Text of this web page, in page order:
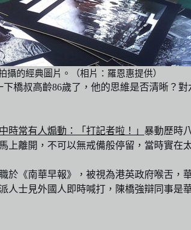
的經典圖片。（相片：羅恩惠提供）
橋叔高齡86歲了，他的思維是否清晰？
時常有人煽動：「打記者啦！」 暴動歷時
離開，不可以無戒備般停留，當時實在太
《南華早報》，被視為港英政府喉舌，
人士見外國人即時喊打，陳橋強辯同事